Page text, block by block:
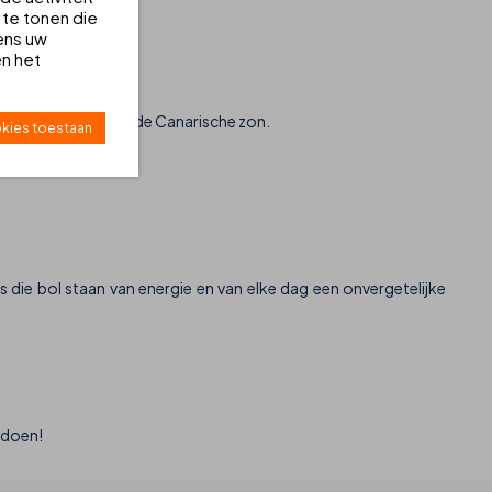
genieten.
te komen onder de Canarische zon.
genieten.
bol staan van energie en van elke dag een onvergetelijke
tonen die
uw
het
toestaan